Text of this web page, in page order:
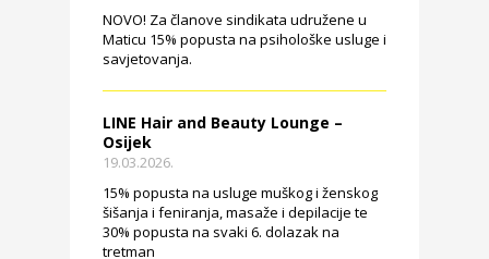
NOVO! Za članove sindikata udružene u
Maticu 15% popusta na psihološke usluge i
savjetovanja.
LINE Hair and Beauty Lounge –
Osijek
19.03.2026.
15% popusta na usluge muškog i ženskog
šišanja i feniranja, masaže i depilacije te
30% popusta na svaki 6. dolazak na
tretman